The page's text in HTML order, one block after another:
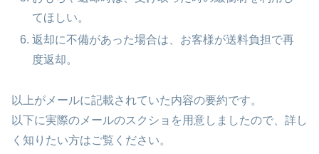
てほしい。
返却に不備があった場合は、お客様が送料負担で再
度返却。
以上がメールに記載されていた内容の要約です。
以下に実際のメールのスクショを用意しましたので、詳し
く知りたい方はご覧ください。